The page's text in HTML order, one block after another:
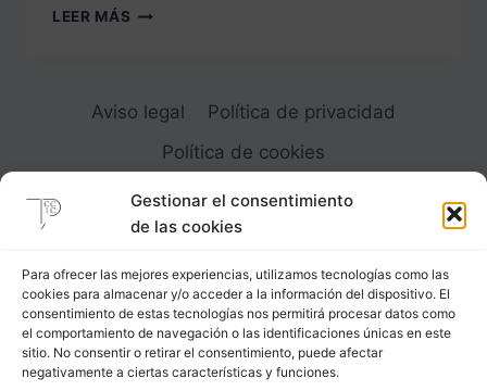
Gestionar el consentimiento
de las cookies
Para ofrecer las mejores experiencias, utilizamos tecnologías como las
cookies para almacenar y/o acceder a la información del dispositivo. El
consentimiento de estas tecnologías nos permitirá procesar datos como
el comportamiento de navegación o las identificaciones únicas en este
sitio. No consentir o retirar el consentimiento, puede afectar
negativamente a ciertas características y funciones.
LEER MÁS LA
DE
MEDIDAS
PROPORCIONALES
DE
SÍNTESIS
Y
ANTROPOMÉTRICAS
Aviso legal
Política de privacidad
Política de cookies
Carrer Provença, 183
08036 - Barcelona (Espana)